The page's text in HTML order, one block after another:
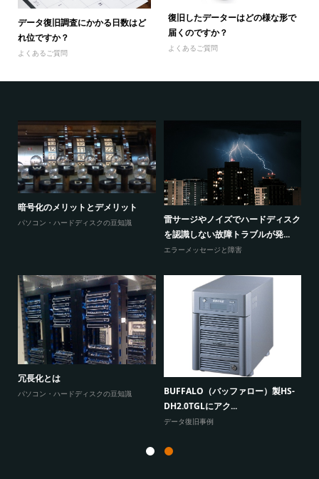
データ復旧調査にかかる日数はど
れ位ですか？
よくあるご質問
復旧したデーターはどの様な形で
届くのですか？
よくあるご質問
暗号化のメリットとデメリット
パソコン・ハードディスクの豆知識
雷サージやノイズでハードディスク
を認識しない故障トラブルが発...
エラーメッセージと障害
冗長化とは
パソコン・ハードディスクの豆知識
BUFFALO（バッファロー）製HS-
DH2.0TGLにアク...
データ復旧事例